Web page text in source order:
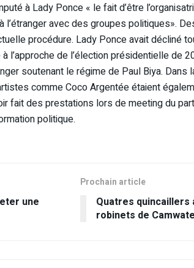
à Lady Ponce « le fait d’être
l’étranger avec des groupes politiques».
procédure. Lady Ponce avait décliné
l’approche de l’élection présidentielle de
soutenant le régime de Paul Biya. Dans
comme Coco Argentée étaient
fait des prestations lors de meeting du
politique.
une
Prochain article
Quatres quincaillers
robinets de